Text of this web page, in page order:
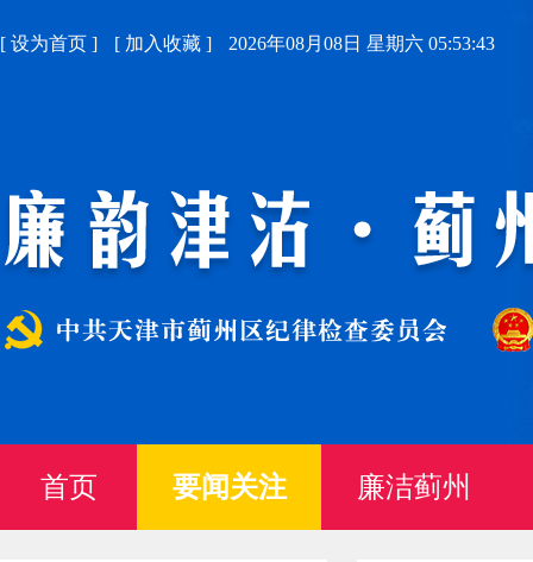
[ 设为首页 ] [ 加入收藏 ] 2026年08月08日 星期六 05:53:44
首页 要闻关注 廉洁蓟州